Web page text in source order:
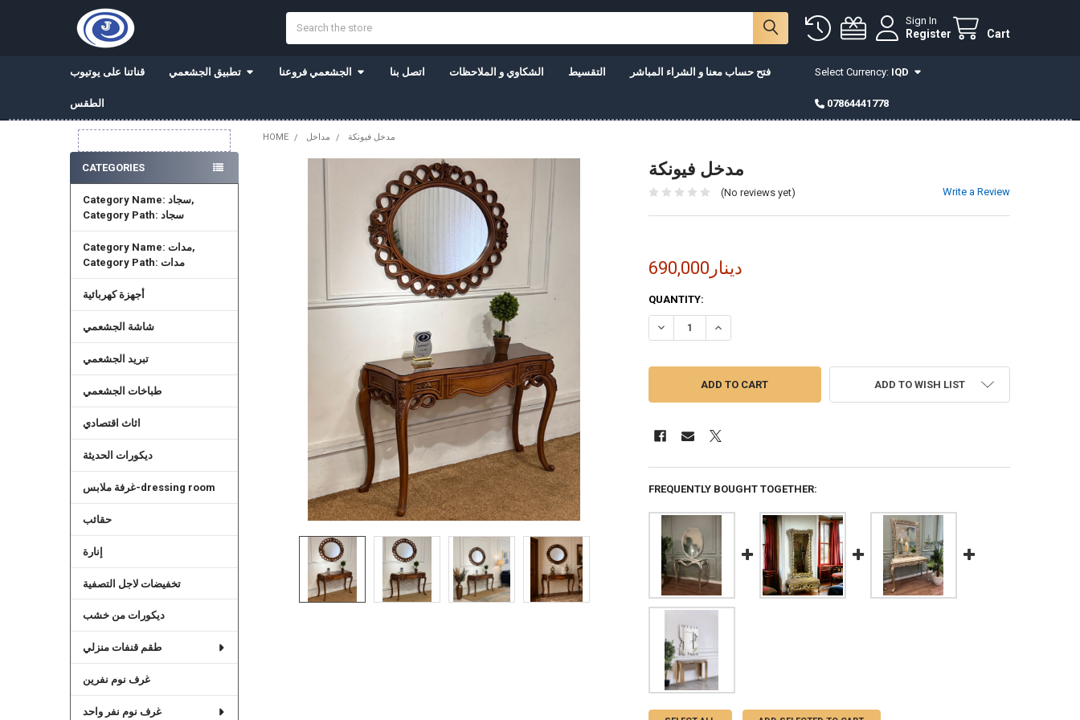
Sign In
Register Cart
قناتنا على يوتيوب تطبيق الجشعمي الجشعمي فروعنا اتصل بنا الشكاوي و الملاحظات التقسيط فتح حساب معنا و الشراء المباشر
الطقس
Select Currency: IQD
07864441778
Sidebar
CATEGORIES
Category Name: سجاد,
Category Path: سجاد
Category Name: مدات,
Category Path: مدات
أجهزة كهربائية
شاشة الجشعمي
تبريد الجشعمي
طباخات الجشعمي
اثاث اقتصادي
ديكورات الحديثة
غرفة ملابس-dressing room
حقائب
إنارة
تخفيضات لاجل التصفية
ديكورات من خشب
طقم قنفات منزلي
غرف نوم نفرين
غرف نوم نفر واحد
HOME مداخل مدخل فيونكة
مدخل فيونكة
(No reviews yet) Write a Review
690,000دينار
CURRENT
STOCK:
QUANTITY:
ADD TO WISH LIST
FREQUENTLY BOUGHT TOGETHER: